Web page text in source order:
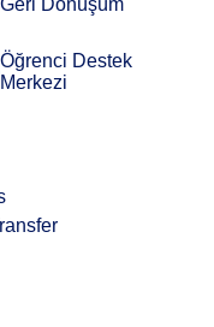
Geri Dönüşüm
Öğrenci Destek
Merkezi